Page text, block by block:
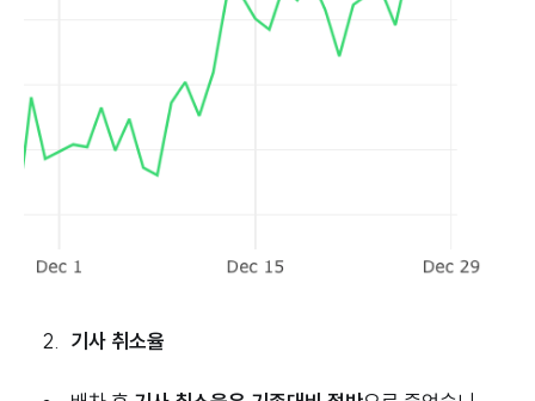
기사 취소율